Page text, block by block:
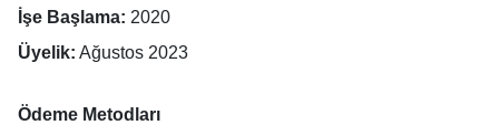
İşe Başlama: 2020
Üyelik: Ağustos 2023
Ödeme Metodları